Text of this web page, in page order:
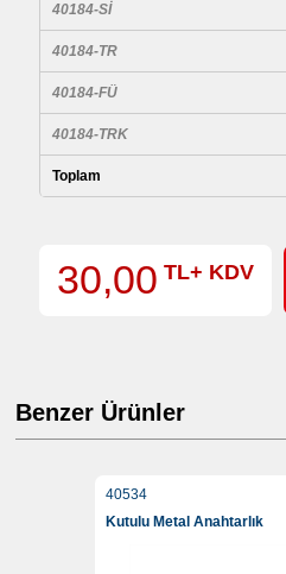
40184-Sİ
40184-TR
40184-FÜ
40184-TRK
Toplam
30,00 TL+ KDV
Benzer Ürünler
40534
Kutulu Metal Anahtarlık